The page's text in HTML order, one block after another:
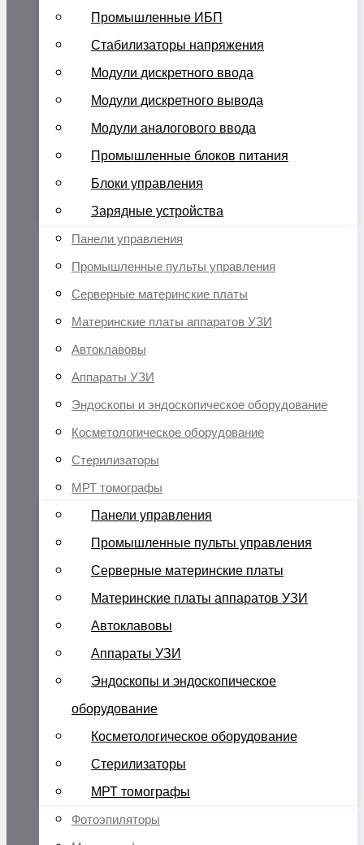
Промышленные ИБП
Стабилизаторы напряжения
Модули дискретного ввода
Модули дискретного вывода
Модули аналогового ввода
Промышленные блоков питания
Блоки управления
Зарядные устройства
Панели управления
Промышленные пульты управления
Серверные материнские платы
Материнские платы аппаратов УЗИ
Автоклавовы
Аппараты УЗИ
Эндоскопы и эндоскопическое оборудование
Косметологическое оборудование
Стерилизаторы
МРТ томографы
Панели управления
Промышленные пульты управления
Серверные материнские платы
Материнские платы аппаратов УЗИ
Автоклавовы
Аппараты УЗИ
Эндоскопы и эндоскопическое
оборудование
Косметологическое оборудование
Стерилизаторы
МРТ томографы
Фотоэпиляторы